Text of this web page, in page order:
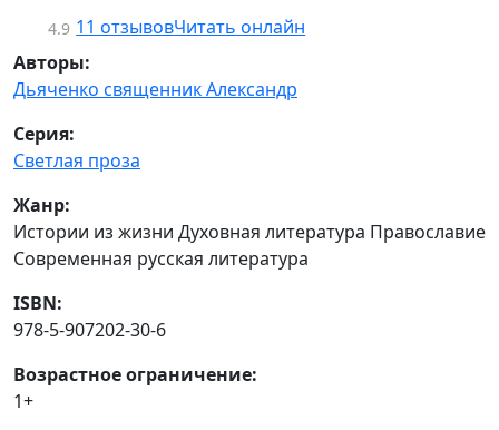
4.9 11 отзывовЧитать онлайн
Авторы:
Дьяченко священник Александр
Серия:
Светлая проза
Жанр:
Истории из жизни Духовная литература Православие
Современная русская литература
ISBN:
978-5-907202-30-6
Возрастное ограничение:
1+